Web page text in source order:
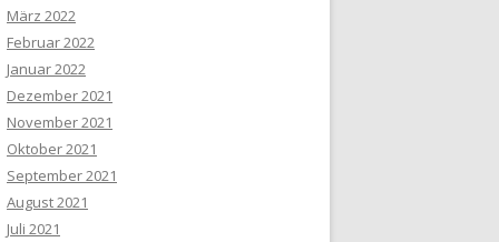
März 2022
Februar 2022
Januar 2022
Dezember 2021
November 2021
Oktober 2021
September 2021
August 2021
Juli 2021